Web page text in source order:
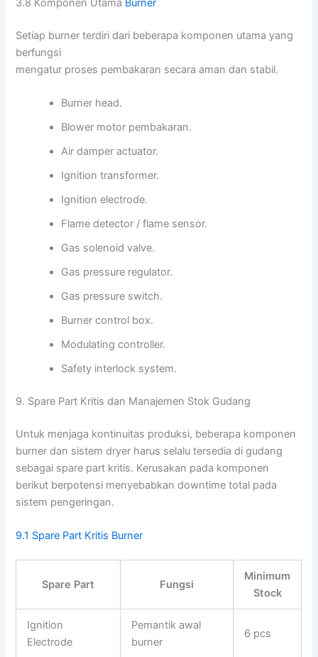
3.8 Komponen Utama Burner
Setiap burner terdiri dari beberapa komponen utama yang
berfungsi
mengatur proses pembakaran secara aman dan stabil.
Burner head.
Blower motor pembakaran.
Air damper actuator.
Ignition transformer.
Ignition electrode.
Flame detector / flame sensor.
Gas solenoid valve.
Gas pressure regulator.
Gas pressure switch.
Burner control box.
Modulating controller.
Safety interlock system.
9. Spare Part Kritis dan Manajemen Stok Gudang
Untuk menjaga kontinuitas produksi, beberapa komponen
burner dan sistem dryer harus selalu tersedia di gudang
sebagai spare part kritis. Kerusakan pada komponen
berikut berpotensi menyebabkan downtime total pada
sistem pengeringan.
9.1 Spare Part Kritis Burner
Spare Part Fungsi
Minimum
Stock
Ignition
Electrode
Pemantik awal
burner
6 pcs